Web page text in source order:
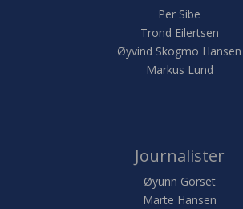
Per Sibe
Trond Eilertsen
Øyvind Skogmo Hansen
Markus Lund
Journalister
Øyunn Gorset
Marte Hansen